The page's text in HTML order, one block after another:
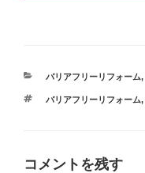
カ
ゴ
バリアフリーリフォーム,
タ
バリアフリーリフォーム,
コメントを残す